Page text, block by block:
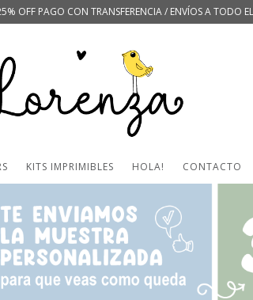
OFF PAGO CON TRANSFERENCIA / ENVÍOS A TODO
KITS IMPRIMIBLES HOLA! CONTACTO